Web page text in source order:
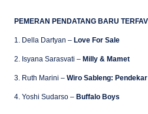
PEMERAN PENDATANG BARU
1. Della Dartyan – Love For Sale
2. Isyana Sarasvati – Milly & Mamet
3. Ruth Marini – Wiro Sableng:
4. Yoshi Sudarso – Buffalo Boys